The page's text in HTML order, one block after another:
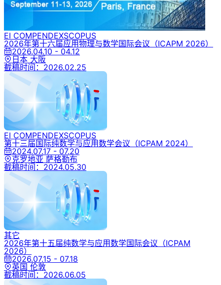
EI COMPENDEXSCOPUS
2026年第十六届应用物理与数学国际会议 （ICAPM 2026）
2026.04.10 - 04.12
日本 大阪
截稿时间： 2026.02.25
EI COMPENDEXSCOPUS
第十三届国际纯数学与应用数学会议 （ICPAM 2024）
2024.07.17 - 07.20
克罗地亚 萨格勒布
截稿时间： 2024.05.30
其它
2026年第十五届纯数学与应用数学国际会议 （ICPAM
2026）
2026.07.15 - 07.18
英国 伦敦
截稿时间： 2026.06.05